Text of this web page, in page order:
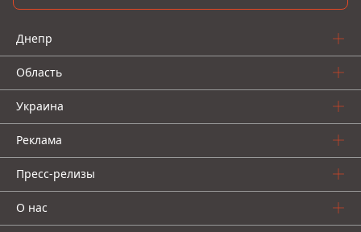
Днепр
Область
Украина
Реклама
Пресс-релизы
О нас